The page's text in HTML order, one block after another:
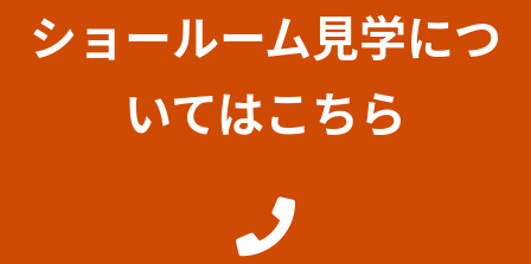
ショールーム見学につ
いてはこちら